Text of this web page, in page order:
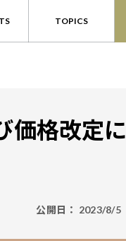
TOPICS
価格改定に
公開日： 2023/8/5